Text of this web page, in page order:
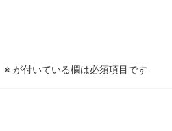
※ が付いている欄は必須項目です